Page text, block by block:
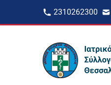
2310262300